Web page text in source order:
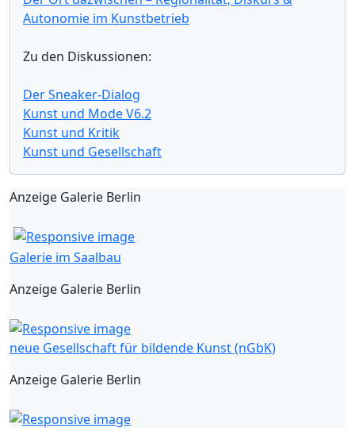
Autonomie im Kunstbetrieb
Zu den Diskussionen:
Der Sneaker-Dialog
Kunst und Mode V6.2
Kunst und Kritik
Kunst und Gesellschaft
Anzeige Galerie Berlin
Galerie im Saalbau
Anzeige Galerie Berlin
neue Gesellschaft für bildende Kunst (nGbK)
Anzeige Galerie Berlin